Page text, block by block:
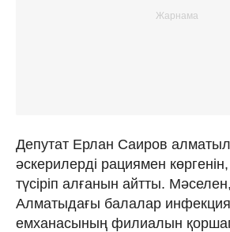
Депутат Ерлан Саиров
әскерилерді рациямен
түсіріп алғанын айтты.
Алматыдағы балалар
емханасының филиалын